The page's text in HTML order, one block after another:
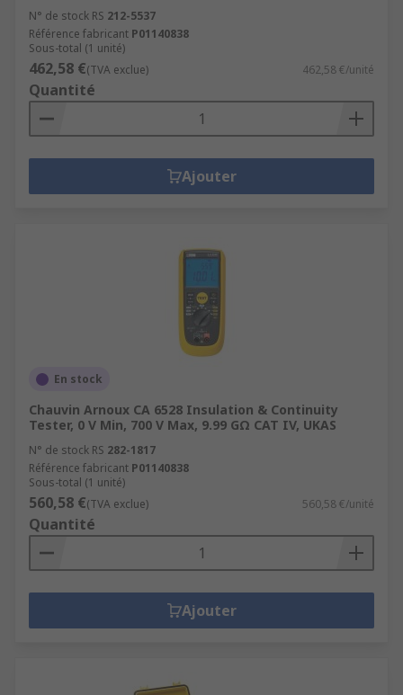
N° de stock RS 212-5537
Référence fabricant P01140838
Sous-total (1 unité)
462,58 €(TVA exclue) 462,58 €/unité
Quantité
Ajouter
En stock
Chauvin Arnoux CA 6528 Insulation & Continuity
Tester, 0 V Min, 700 V Max, 9.99 GΩ CAT IV, UKAS
N° de stock RS 282-1817
Référence fabricant P01140838
Sous-total (1 unité)
560,58 €(TVA exclue) 560,58 €/unité
Quantité
Ajouter